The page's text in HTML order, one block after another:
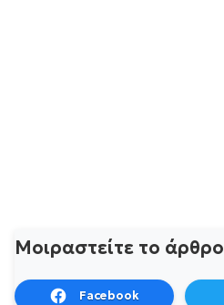
Μοιραστείτε το άρθρο
Facebook